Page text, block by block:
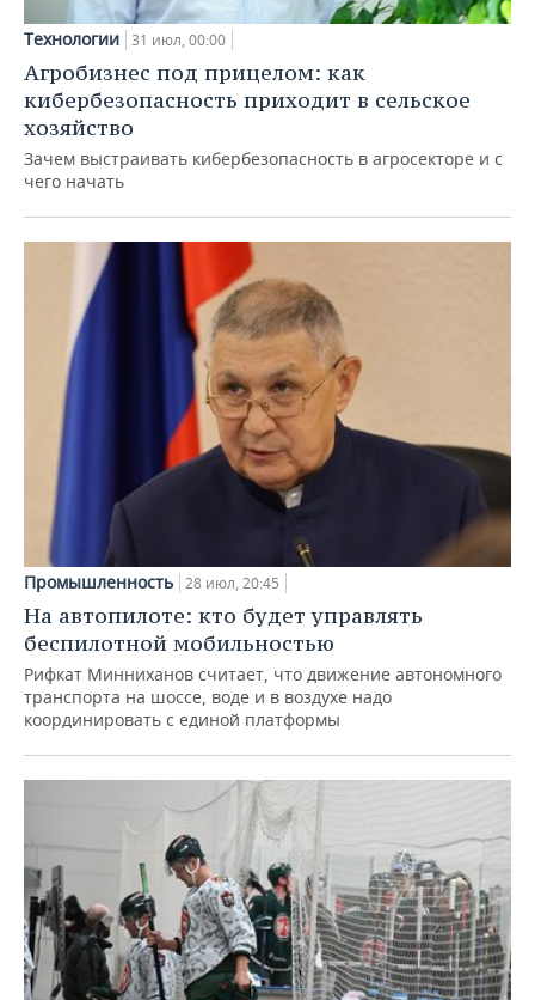
Технологии 31 июл, 00:00
Агробизнес под прицелом: как
кибербезопасность приходит в сельское
хозяйство
Зачем выстраивать кибербезопасность в агросекторе и с
чего начать
Промышленность 28 июл, 20:45
На автопилоте: кто будет управлять
беспилотной мобильностью
Рифкат Минниханов считает, что движение автономного
транспорта на шоссе, воде и в воздухе надо
координировать с единой платформы